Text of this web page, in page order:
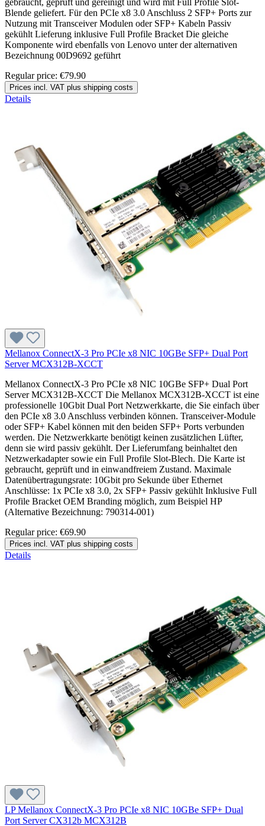
Blende geliefert. Für den PCIe x8 3.0 Anschluss 2 SFP+ Ports zur
Nutzung mit Transceiver Modulen oder SFP+ Kabeln Passiv
gekühlt Lieferung inklusive Full Profile Bracket Die gleiche
Komponente wird ebenfalls von Lenovo unter der alternativen
Bezeichnung 00D9692 geführt
Regular price: €79.90
Prices incl. VAT plus shipping costs
Details
Mellanox ConnectX-3 Pro PCIe x8 NIC 10GBe SFP+ Dual Port
Server MCX312B-XCCT
Mellanox ConnectX-3 Pro PCIe x8 NIC 10GBe SFP+ Dual Port
Server MCX312B-XCCT Die Mellanox MCX312B-XCCT ist eine
professionelle 10Gbit Dual Port Netzwerkkarte, die Sie einfach über
den PCIe x8 3.0 Anschluss verbinden können. Transceiver-Module
oder SFP+ Kabel können mit den beiden SFP+ Ports verbunden
werden. Die Netzwerkkarte benötigt keinen zusätzlichen Lüfter,
denn sie wird passiv gekühlt. Der Lieferumfang beinhaltet den
Netzwerkadapter sowie ein Full Profile Slot-Blech. Die Karte ist
gebraucht, geprüft und in einwandfreiem Zustand. Maximale
Datenübertragungsrate: 10Gbit pro Sekunde über Ethernet
Anschlüsse: 1x PCIe x8 3.0, 2x SFP+ Passiv gekühlt Inklusive Full
Profile Bracket OEM Branding möglich, zum Beispiel HP
(Alternative Bezeichnung: 790314-001)
Regular price: €69.90
Prices incl. VAT plus shipping costs
Details
LP Mellanox ConnectX-3 Pro PCIe x8 NIC 10GBe SFP+ Dual
Port Server CX312b MCX312B